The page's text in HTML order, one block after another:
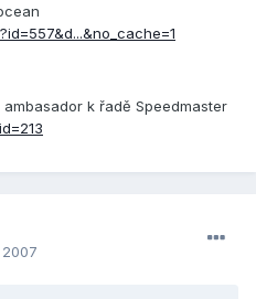
k řadě Speedmaster